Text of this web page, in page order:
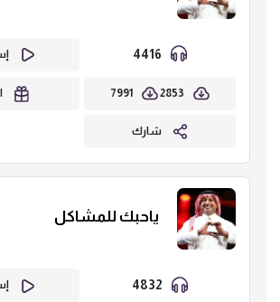
2853
7991
شارك
ياحبك للمشاكل